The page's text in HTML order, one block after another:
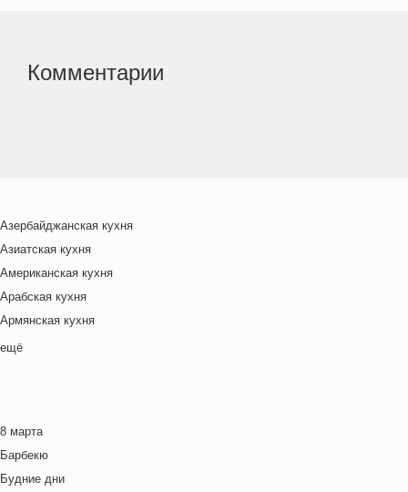
Комментарии
Азербайджанская кухня
Азиатская кухня
Американская кухня
Арабская кухня
Армянская кухня
Белорусская
Венгерская кухня
Греческая кухня
Грузинская кухня
ещё
8 марта
Барбекю
Будние дни